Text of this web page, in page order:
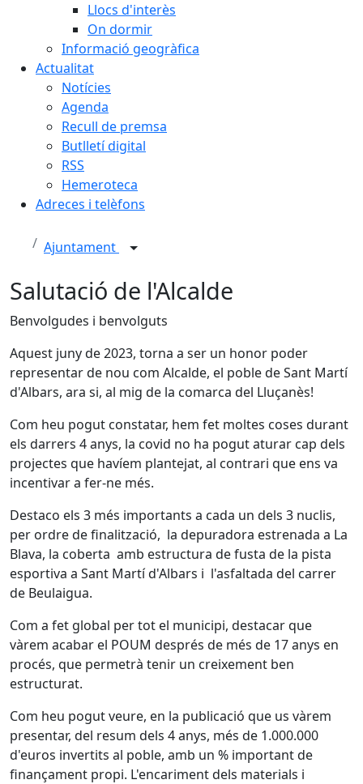
Llocs d'interès
On dormir
Informació geogràfica
Actualitat
Notícies
Agenda
Recull de premsa
Butlletí digital
RSS
Hemeroteca
Adreces i telèfons
Ajuntament
Salutació de l'Alcalde
Benvolgudes i benvolguts
Aquest juny de 2023, torna a ser un honor poder
representar de nou com Alcalde, el poble de Sant Martí
d'Albars, ara si, al mig de la comarca del Lluçanès!
Com heu pogut constatar, hem fet moltes coses durant
els darrers 4 anys, la covid no ha pogut aturar cap dels
projectes que havíem plantejat, al contrari que ens va
incentivar a fer-ne més.
Destaco els 3 més importants a cada un dels 3 nuclis,
per ordre de finalització, la depuradora estrenada a La
Blava, la coberta amb estructura de fusta de la pista
esportiva a Sant Martí d'Albars i l'asfaltada del carrer
de Beulaigua.
Com a fet global per tot el municipi, destacar que
vàrem acabar el POUM després de més de 17 anys en
procés, que permetrà tenir un creixement ben
estructurat.
Com heu pogut veure, en la publicació que us vàrem
presentar, del resum dels 4 anys, més de 1.000.000
d'euros invertits al poble, amb un % important de
finançament propi. L'encariment dels materials i